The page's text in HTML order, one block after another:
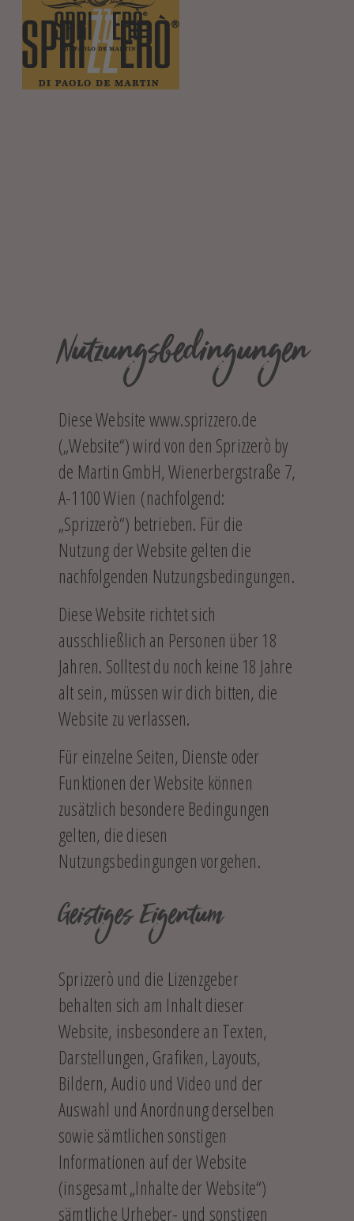
Nutzungsbedingungen
Diese Website www.sprizzero.de
(„Website“) wird von den Sprizzerò by
de Martin GmbH, Wienerbergstraße 7,
A-1100 Wien (nachfolgend:
„Sprizzerò“) betrieben. Für die
Nutzung der Website gelten die
nachfolgenden Nutzungsbedingungen.
Diese Website richtet sich
ausschließlich an Personen über 18
Jahren. Solltest du noch keine 18 Jahre
alt sein, müssen wir dich bitten, die
Website zu verlassen.
Für einzelne Seiten, Dienste oder
Funktionen der Website können
zusätzlich besondere Bedingungen
gelten, die diesen
Nutzungsbedingungen vorgehen.
Geistiges Eigentum
Sprizzerò und die Lizenzgeber
behalten sich am Inhalt dieser
Website, insbesondere an Texten,
Darstellungen, Grafiken, Layouts,
Bildern, Audio und Video und der
Auswahl und Anordnung derselben
sowie sämtlichen sonstigen
Informationen auf der Website
(insgesamt „Inhalte der Website“)
sämtliche Urheber- und sonstigen